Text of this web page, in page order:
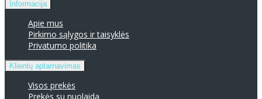
Informacija
Apie mus
Pirkimo sąlygos ir taisyklės
Privatumo politika
Klientų aptarnavimas
Visos prekės
Prekės su nuolaida